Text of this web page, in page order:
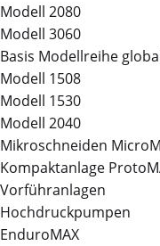
Modell 2080
Modell 3060
Basis Modellreihe
Modell 1508
Modell 1530
Modell 2040
Mikroschneiden
Kompaktanlage
Vorführanlagen
Hochdruckpumpen
EnduroMAX